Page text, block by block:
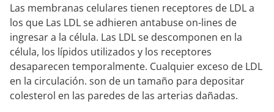
Las membranas celulares tienen receptores de LDL a
los que Las LDL se adhieren antabuse on-lines de
ingresar a la célula. Las LDL se descomponen en la
célula, los lípidos utilizados y los receptores
desaparecen temporalmente. Cualquier exceso de LDL
en la circulación. son de un tamaño para depositar
colesterol en las paredes de las arterias dañadas.